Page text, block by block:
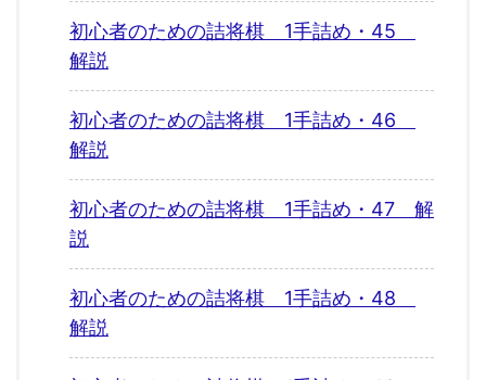
初心者のための詰将棋 1手詰め・45
解説
初心者のための詰将棋 1手詰め・46
解説
初心者のための詰将棋 1手詰め・47 解
説
初心者のための詰将棋 1手詰め・48
解説